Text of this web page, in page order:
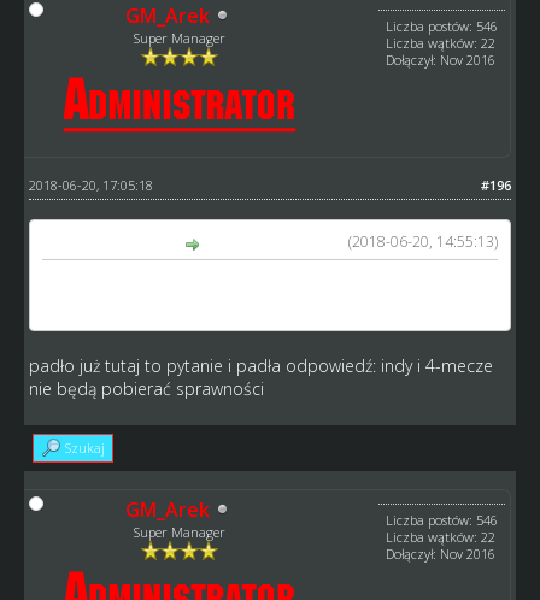
GM_Arek
Super Manager
Liczba postów: 546
Liczba wątków: 22
Dołączył: Nov 2016
#196
2018-06-20, 17:05:18
(2018-06-20, 14:55:13)
padło już tutaj to pytanie i padła odpowiedź: indy i 4-mecze
nie będą pobierać sprawności
Szukaj
GM_Arek
Super Manager
Liczba postów: 546
Liczba wątków: 22
Dołączył: Nov 2016